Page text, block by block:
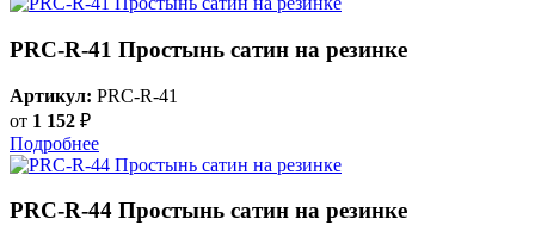
PRC-R-41 Простынь сатин на резинке
Артикул: PRC-R-41
от 1 152 ₽
Подробнее
PRC-R-44 Простынь сатин на резинке